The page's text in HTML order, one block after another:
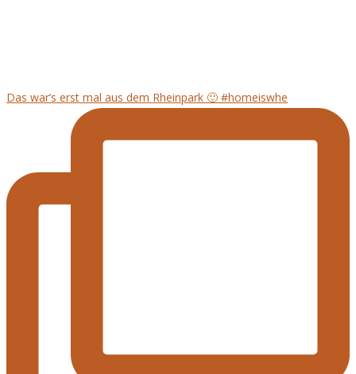
Das war’s erst mal aus dem Rheinpark 🙂 #homeiswhe